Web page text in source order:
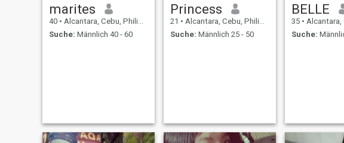
marites
40 • Alcantara, Cebu, Philippinen
Suche: Männlich 40 - 60
Princess
21 • Alcantara, Cebu, Philippinen
Suche: Männlich 25 - 50
BELLE
35 • Alcantara,
Suche: